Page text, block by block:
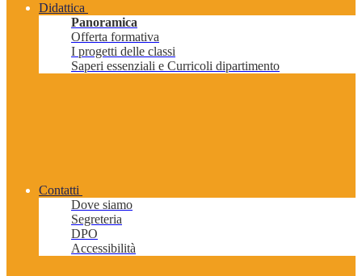
Didattica
Panoramica
Offerta formativa
I progetti delle classi
Saperi essenziali e Curricoli dipartimento
Contatti
Dove siamo
Segreteria
DPO
Accessibilità